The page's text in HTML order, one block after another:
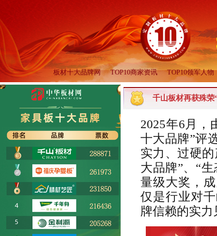
板材十大品牌网 TOP10商家资讯 TOP10领军人物
千山板材再获殊荣
2025年6月，
十大品牌”评
实力、过硬
大品牌”、“
量级大奖，
仅是行业对
牌信赖的实力